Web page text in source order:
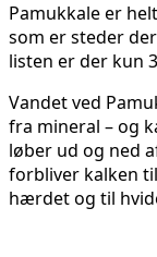
Pamukkale er
som er steder
listen er der kun
Vandet ved
fra mineral – og
løber ud og ned
forbliver kalken
hærdet og til